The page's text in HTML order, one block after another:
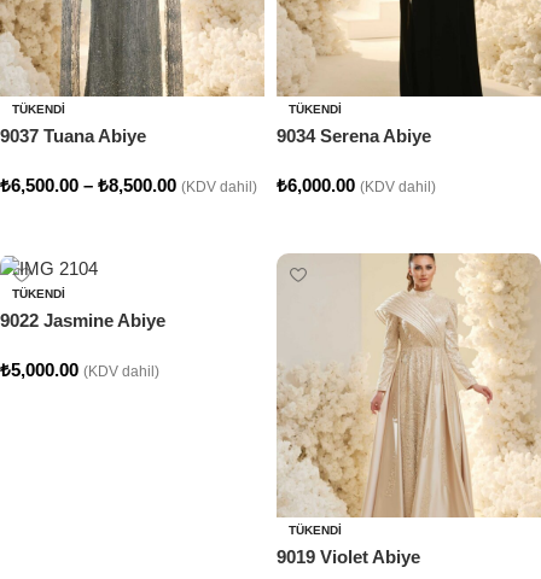
TÜKENDI
9037 Tuana Abiye
₺6,500.00 – ₺8,500.00 (KDV dahil)
TÜKENDI
9034 Serena Abiye
₺6,000.00 (KDV dahil)
TÜKENDI
9022 Jasmine Abiye
₺5,000.00 (KDV dahil)
TÜKENDI
9019 Violet Abiye